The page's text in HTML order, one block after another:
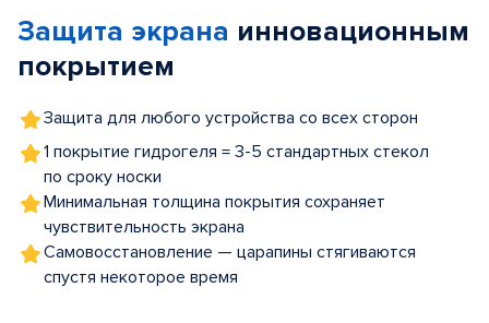
5
Защита экрана инновационным
покрытием
Защита для любого устройства со всех сторон
1 покрытие гидрогеля = 3-5 стандартных стекол
по сроку носки
Минимальная толщина покрытия сохраняет
чувствительность экрана
Самовосстановление — царапины стягиваются
спустя некоторое время